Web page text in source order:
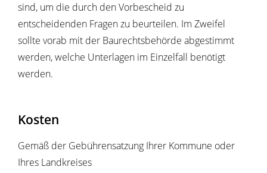
sind, um die durch den Vorbescheid zu
entscheidenden Fragen zu beurteilen. Im Zweifel
sollte vorab mit der Baurechtsbehörde abgestimmt
werden, welche Unterlagen im Einzelfall benötigt
werden.
Kosten
Gemäß der Gebührensatzung Ihrer Kommune oder
Ihres Landkreises